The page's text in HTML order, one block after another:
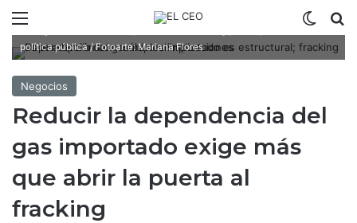
política pública / Fotoarte: Mariana Flores
Negocios
Reducir la dependencia del
gas importado exige más
que abrir la puerta al
fracking